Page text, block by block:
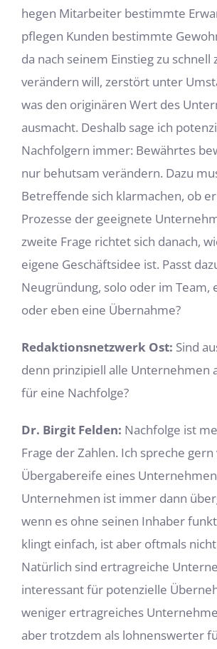
hegen Mitarbeiter bestimmte
pflegen Kunden bestimmte
da nach seinem Einstieg zu schnell
verändern will, zerstört unter
was den originären Wert des
ausmacht. Deshalb sage ich
Nachfolgern immer: Bewährtes
nur behutsam verändern. Dazu
Betreffende sich klarmachen, ob
Prozesse der geeignete
zweite Frage richtet sich danach,
eigene Geschäftsidee ist. Passt
Neugründung, solo oder im Team,
oder eben eine Übernahme?
Redaktionsnetzwerk Ost: Sind
denn prinzipiell alle Unternehmen
für eine Nachfolge?
Dr. Birgit Felden: Nachfolge ist
Frage der Zahlen. Ich spreche
Übergabereife eines
Unternehmen ist immer dann
wenn es ohne seinen Inhaber
klingt einfach, ist aber oftmals
Natürlich sind ertragreiche
interessant für potenzielle
weniger ertragreiches
aber trotzdem als lohnenswerter